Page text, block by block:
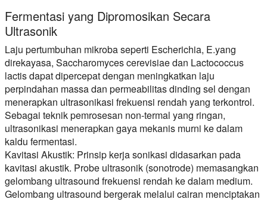
Fermentasi yang Dipromosikan Secara
Ultrasonik
Laju pertumbuhan mikroba seperti Escherichia, E.yang
direkayasa, Saccharomyces cerevisiae dan Lactococcus
lactis dapat dipercepat dengan meningkatkan laju
perpindahan massa dan permeabilitas dinding sel dengan
menerapkan ultrasonikasi frekuensi rendah yang terkontrol.
Sebagai teknik pemrosesan non-termal yang ringan,
ultrasonikasi menerapkan gaya mekanis murni ke dalam
kaldu fermentasi.
Kavitasi Akustik: Prinsip kerja sonikasi didasarkan pada
kavitasi akustik. Probe ultrasonik (sonotrode) memasangkan
gelombang ultrasound frekuensi rendah ke dalam medium.
Gelombang ultrasound bergerak melalui cairan menciptakan